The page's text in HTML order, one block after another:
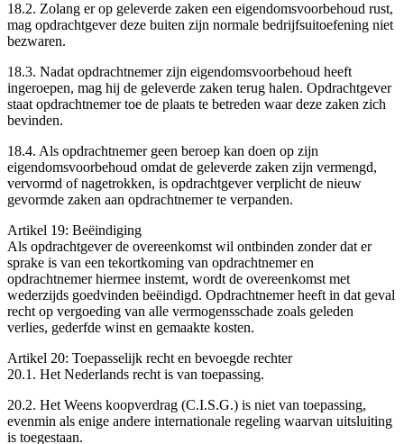
18.2. Zolang er op geleverde zaken een eigendomsvoorbehoud rust,
mag opdrachtgever deze buiten zijn normale bedrijfsuitoefening niet
bezwaren.
18.3. Nadat opdrachtnemer zijn eigendomsvoorbehoud heeft
ingeroepen, mag hij de geleverde zaken terug halen. Opdrachtgever
staat opdrachtnemer toe de plaats te betreden waar deze zaken zich
bevinden.
18.4. Als opdrachtnemer geen beroep kan doen op zijn
eigendomsvoorbehoud omdat de geleverde zaken zijn vermengd,
vervormd of nagetrokken, is opdrachtgever verplicht de nieuw
gevormde zaken aan opdrachtnemer te verpanden.
Artikel 19: Beëindiging
Als opdrachtgever de overeenkomst wil ontbinden zonder dat er
sprake is van een tekortkoming van opdrachtnemer en
opdrachtnemer hiermee instemt, wordt de overeenkomst met
wederzijds goedvinden beëindigd. Opdrachtnemer heeft in dat geval
recht op vergoeding van alle vermogensschade zoals geleden
verlies, gederfde winst en gemaakte kosten.
Artikel 20: Toepasselijk recht en bevoegde rechter
20.1. Het Nederlands recht is van toepassing.
20.2. Het Weens koopverdrag (C.I.S.G.) is niet van toepassing,
evenmin als enige andere internationale regeling waarvan uitsluiting
is toegestaan.